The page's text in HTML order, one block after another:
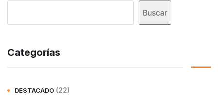
Buscar
Categorías
DESTACADO (22)